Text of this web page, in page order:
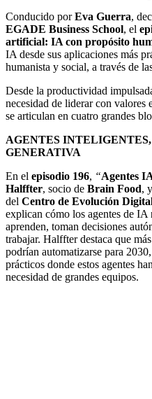
Conducido porEva Guerra,
EGADE Business School, el
artificial: IA con propósito
IA desde sus aplicaciones más
humanista y social, a través de
Desde la productividad
necesidad de liderar con valores
se articulan en cuatro grandes
AGENTES
GENERATIVA
En el episodio 196, “Agentes
Halffter, socio de Brain Food, y
del Centro de Evolución
explican cómo los agentes de IA
aprenden, toman decisiones
trabajar. Halffter destaca que
podrían automatizarse para
prácticos donde estos agentes
necesidad de grandes equipos.